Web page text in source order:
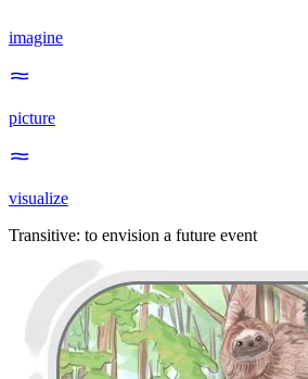
imagine
picture
visualize
Transitive: to envision a future event